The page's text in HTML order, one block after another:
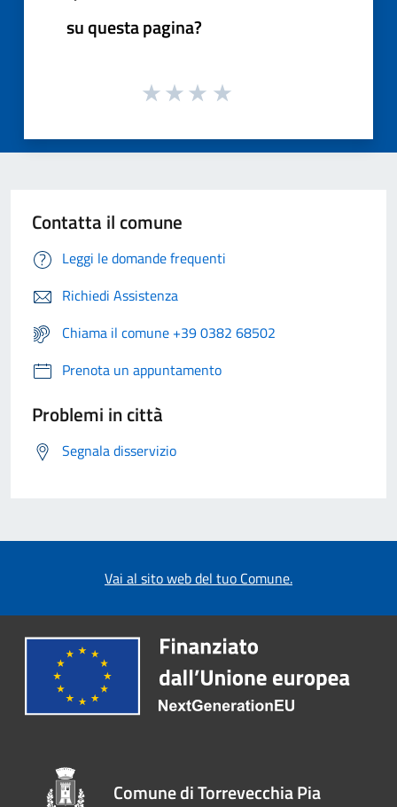
su questa pagina?
Contatta il comune
Leggi le domande frequenti
Richiedi Assistenza
Chiama il comune +39 0382 68502
Prenota un appuntamento
Problemi in città
Segnala disservizio
Vai al sito web del tuo Comune.
Comune di Torrevecchia Pia